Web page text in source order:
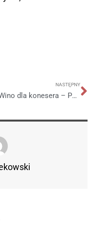
NASTĘPNY
Wino dla konesera – Pago Florentino